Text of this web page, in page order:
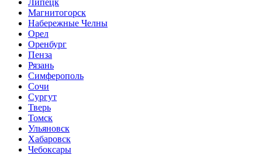
Липецк
Магнитогорск
Набережные Челны
Орел
Оренбург
Пенза
Рязань
Симферополь
Сочи
Сургут
Тверь
Томск
Ульяновск
Хабаровск
Чебоксары